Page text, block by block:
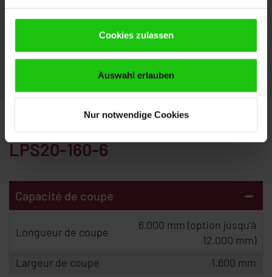
Cookies zulassen
Auswahl erlauben
Nur notwendige Cookies
de vous conseiller. Nous nous réjouissons de votre
CONTACT
LPS20-160-6
Capacité de coupe -
Longueur de coupe
6.000 mm (option jusqu'à
12.000 mm)
Largeur de coupe
1.600 mm